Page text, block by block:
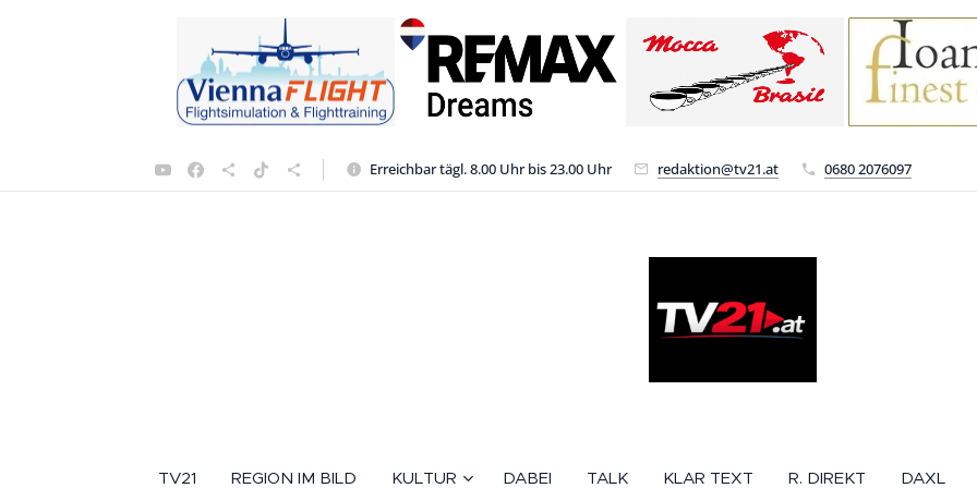
Erreichbar tägl. 8.00 Uhr bis 23.00 Uhr redaktion@tv21.at 0680 2076097
TV21 REGION IM BILD KULTUR DABEI TALK KLAR TEXT R. DIREKT DAXL